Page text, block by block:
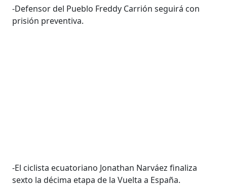
-Defensor del Pueblo Freddy Carrión seguirá con
prisión preventiva.
-El ciclista ecuatoriano Jonathan Narváez finaliza
sexto la décima etapa de la Vuelta a España.